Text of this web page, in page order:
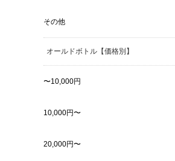
その他
オールドボトル【価格別】
〜10,000円
10,000円〜
20,000円〜